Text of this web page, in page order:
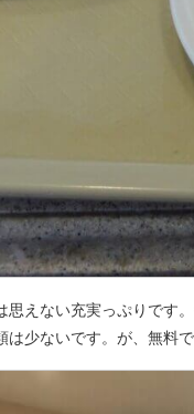
思えない充実っぷりです
は少ないです。が、無料